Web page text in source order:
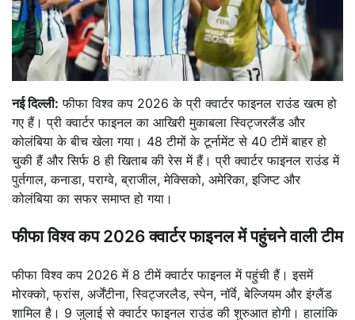
नई दिल्ली: फीफा विश्व कप 2026 के प्री क्वार्टर फाइनल राउंड खत्म हो
गए हैं। प्री क्वार्टर फाइनल का आखिरी मुकाबला स्विट्जरलैंड और
कोलंबिया के बीच खेला गया। 48 टीमों के टूर्नामेंट से 40 टीमें बाहर हो
चुकी हैं और सिर्फ 8 ही खिताब की रेस में हैं। प्री क्वार्टर फाइनल राउंड में
पुर्तगाल, कनाडा, पराग्वे, ब्राजील, मेक्सिको, अमेरिका, इजिप्ट और
कोलंबिया का सफर समाप्त हो गया।
फीफा विश्व कप 2026 क्वार्टर फाइनल में पहुंचने वाली टीम
फीफा विश्व कप 2026 में 8 टीमें क्वार्टर फाइनल में पहुंची हैं। इसमें
मोरक्को, फ्रांस, अर्जेंटीना, स्विट्जरलैड, स्पेन, नॉर्वे, बेल्जियम और इंग्लैंड
शामिल है। 9 जुलाई से क्वार्टर फाइनल राउंड की शुरुआत होगी। हालांकि